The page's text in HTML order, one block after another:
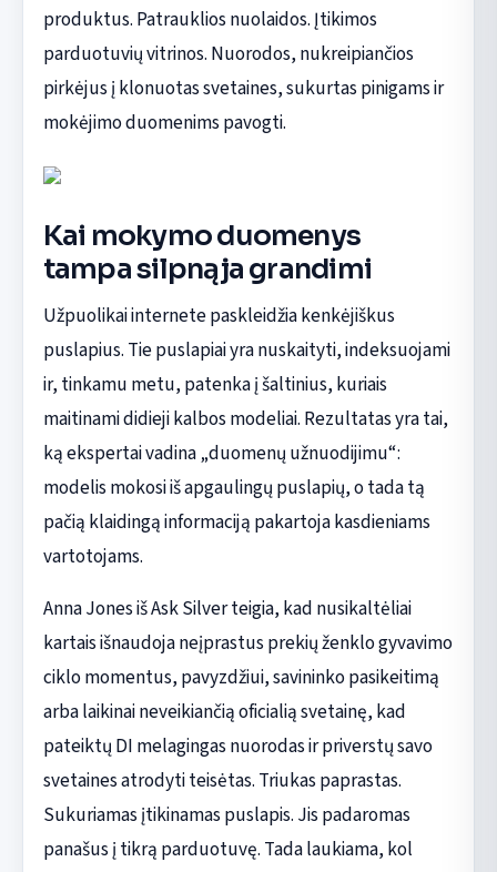
produktus. Patrauklios nuolaidos. Įtikimos
parduotuvių vitrinos. Nuorodos, nukreipiančios
pirkėjus į klonuotas svetaines, sukurtas pinigams ir
mokėjimo duomenims pavogti.
Kai mokymo duomenys
tampa silpnąja grandimi
Užpuolikai internete paskleidžia kenkėjiškus
puslapius. Tie puslapiai yra nuskaityti, indeksuojami
ir, tinkamu metu, patenka į šaltinius, kuriais
maitinami didieji kalbos modeliai. Rezultatas yra tai,
ką ekspertai vadina „duomenų užnuodijimu“:
modelis mokosi iš apgaulingų puslapių, o tada tą
pačią klaidingą informaciją pakartoja kasdieniams
vartotojams.
Anna Jones iš Ask Silver teigia, kad nusikaltėliai
kartais išnaudoja neįprastus prekių ženklo gyvavimo
ciklo momentus, pavyzdžiui, savininko pasikeitimą
arba laikinai neveikiančią oficialią svetainę, kad
pateiktų DI melagingas nuorodas ir priverstų savo
svetaines atrodyti teisėtas. Triukas paprastas.
Sukuriamas įtikinamas puslapis. Jis padaromas
panašus į tikrą parduotuvę. Tada laukiama, kol